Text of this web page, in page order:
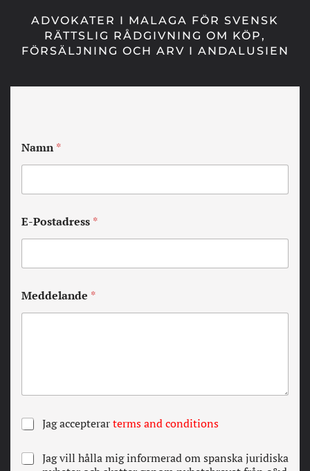
ADVOKATER I MALAGA FÖR SVENSK
RÄTTSLIG RÅDGIVNING OM KÖP,
FÖRSÄLJNING OCH ARV I ANDALUSIEN
Namn*
E-Postadress *
Meddelande *
A
l
a
Jag accepterarterms and conditions
N
Jag vill hålla mig informerad om spanska juridiska